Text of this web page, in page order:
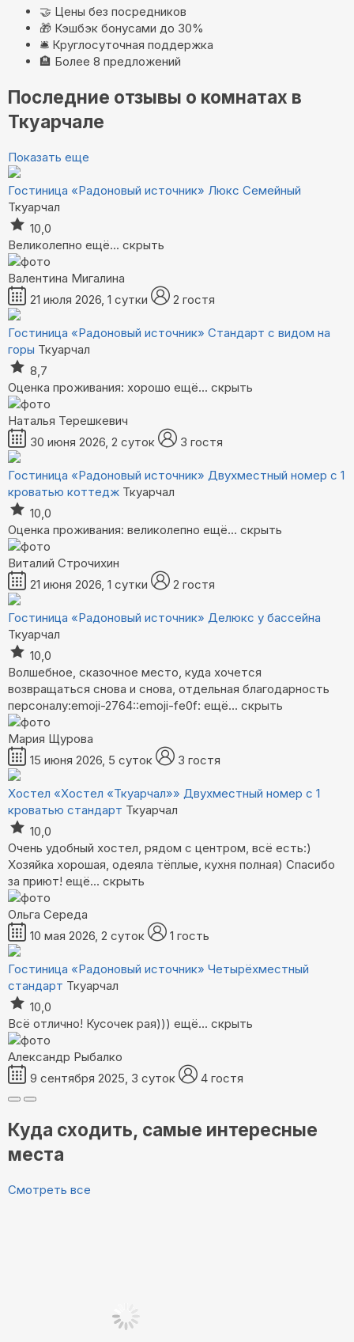
🤝 Цены без посредников
🎁 Кэшбэк бонусами до 30%
🛎️ Круглосуточная поддержка
🏨 Более 8 предложений
Последние отзывы о комнатах в
Ткуарчале
Показать еще
Гостиница «Радоновый источник» Люкс Семейный
Ткуарчал
10,0
Великолепно ещё... скрыть
Валентина Мигалина
21 июля 2026, 1 сутки
2 гостя
Гостиница «Радоновый источник» Стандарт с видом на
горы Ткуарчал
8,7
Оценка проживания: хорошо ещё... скрыть
Наталья Терешкевич
30 июня 2026, 2 суток
3 гостя
Гостиница «Радоновый источник» Двухместный номер с 1
кроватью коттедж Ткуарчал
10,0
Оценка проживания: великолепно ещё... скрыть
Виталий Строчихин
21 июня 2026, 1 сутки
2 гостя
Гостиница «Радоновый источник» Делюкс у бассейна
Ткуарчал
10,0
Волшебное, сказочное место, куда хочется
возвращаться снова и снова, отдельная благодарность
персоналу:emoji-2764::emoji-fe0f: ещё... скрыть
Мария Щурова
15 июня 2026, 5 суток
3 гостя
Хостел «Хостел «Ткуарчал»» Двухместный номер с 1
кроватью стандарт Ткуарчал
10,0
Очень удобный хостел, рядом с центром, всё есть:)
Хозяйка хорошая, одеяла тёплые, кухня полная) Спасибо
за приют! ещё... скрыть
Ольга Середа
10 мая 2026, 2 суток
1 гость
Гостиница «Радоновый источник» Четырёхместный
стандарт Ткуарчал
10,0
Всë отлично! Кусочек рая))) ещё... скрыть
Александр Рыбалко
9 сентября 2025, 3 суток
4 гостя
Куда сходить, самые интересные
места
Смотреть все